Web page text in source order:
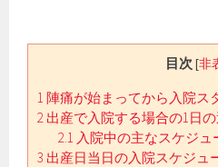
目次 [非
1 陣痛が始まってから入院ス
2 出産で入院する場合の1日
2.1 入院中の主なスケジュ
3 出産日当日の入院スケジュ